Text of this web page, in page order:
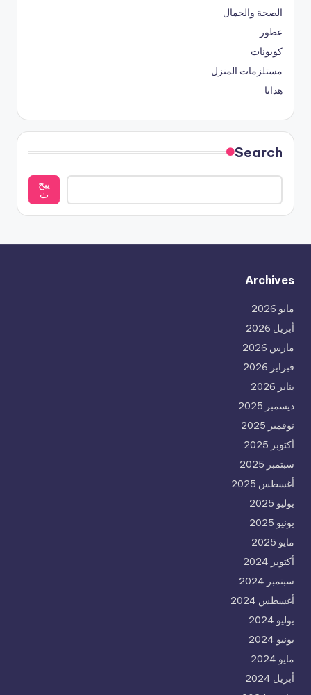
الصحة والجمال
عطور
كوبونات
مستلزمات المنزل
هدايا
Search
يبح
ث
Archives
مايو 2026
أبريل 2026
مارس 2026
فبراير 2026
يناير 2026
ديسمبر 2025
نوفمبر 2025
أكتوبر 2025
سبتمبر 2025
أغسطس 2025
يوليو 2025
يونيو 2025
مايو 2025
أكتوبر 2024
سبتمبر 2024
أغسطس 2024
يوليو 2024
يونيو 2024
مايو 2024
أبريل 2024